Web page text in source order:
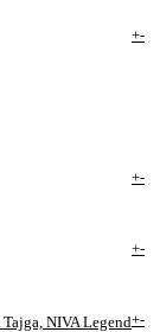
+-
+-
+-
NIVA Legend+-